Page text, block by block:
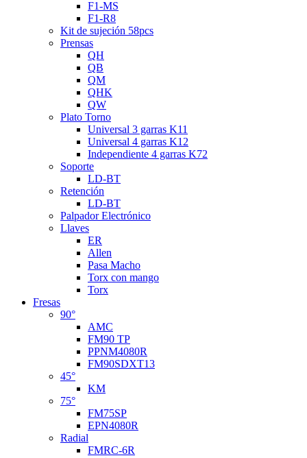
F1-MS
F1-R8
Kit de sujeción 58pcs
Prensas
QH
QB
QM
QHK
QW
Plato Torno
Universal 3 garras K11
Universal 4 garras K12
Independiente 4 garras K72
Soporte
LD-BT
Retención
LD-BT
Palpador Electrónico
Llaves
ER
Allen
Pasa Macho
Torx con mango
Torx
Fresas
90°
AMC
FM90 TP
PPNM4080R
FM90SDXT13
45°
KM
75°
FM75SP
EPN4080R
Radial
FMRC-6R